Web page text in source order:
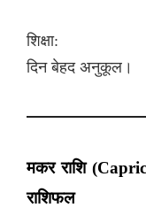
शिक्षा:
दिन बेहद अनुकूल।
मकर राशि
राशिफल